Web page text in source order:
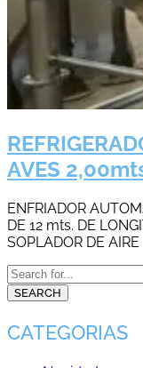
AVES
ENFRIADOR
DE 12 mts. DE
SOPLADOR DE AIRE
SEARCH
CATEGORIAS